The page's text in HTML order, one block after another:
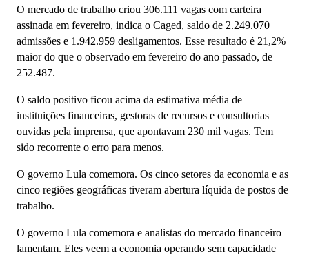
O mercado de trabalho criou 306.111 vagas com carteira
assinada em fevereiro, indica o Caged, saldo de 2.249.070
admissões e 1.942.959 desligamentos. Esse resultado é 21,2%
maior do que o observado em fevereiro do ano passado, de
252.487.
O saldo positivo ficou acima da estimativa média de
instituições financeiras, gestoras de recursos e consultorias
ouvidas pela imprensa, que apontavam 230 mil vagas. Tem
sido recorrente o erro para menos.
O governo Lula comemora. Os cinco setores da economia e as
cinco regiões geográficas tiveram abertura líquida de postos de
trabalho.
O governo Lula comemora e analistas do mercado financeiro
lamentam. Eles veem a economia operando sem capacidade